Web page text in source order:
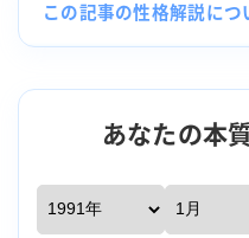
この記事の性格解説につ
あなたの本